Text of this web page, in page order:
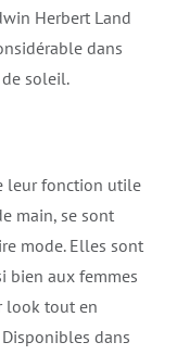
Herbert Land
dans
soleil​​​​.
leur fonction utile
main, se sont
mode. Elles sont
bien aux femmes
look tout en
dans